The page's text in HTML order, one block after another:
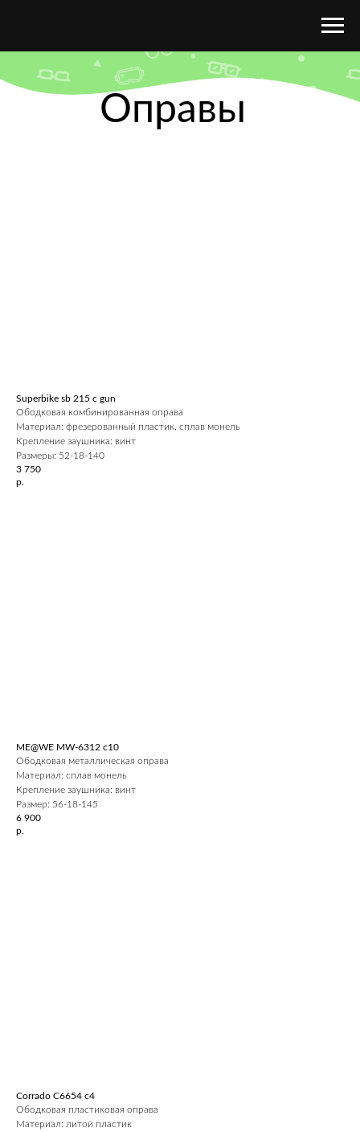
Оправы
Superbike sb 215 c gun
Ободковая комбинированная оправа
Материал: фрезерованный пластик, сплав монель
Крепление заушника: винт
Размеры: 52-18-140
3 750
р.
ME@WE MW-6312 c10
Ободковая металлическая оправа
Материал: сплав монель
Крепление заушника: винт
Размер: 56-18-145
6 900
р.
Corrado C6654 c4
Ободковая пластиковая оправа
Материал: литой пластик